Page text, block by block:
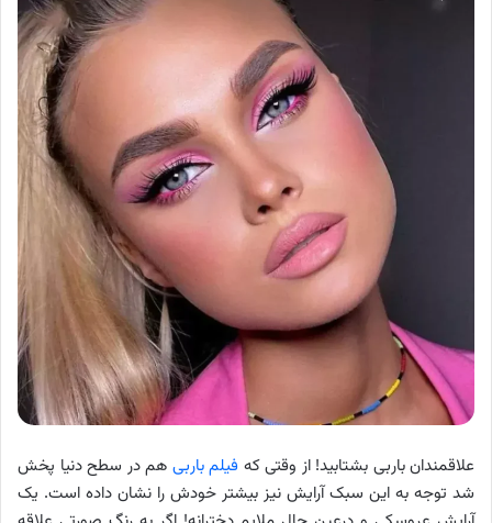
علاقمندان باربی بشتابید! از وقتی که فیلم باربی هم در سطح دنیا پخش
شد توجه به این سبک آرایش نیز بیشتر خودش را نشان داده است. یک